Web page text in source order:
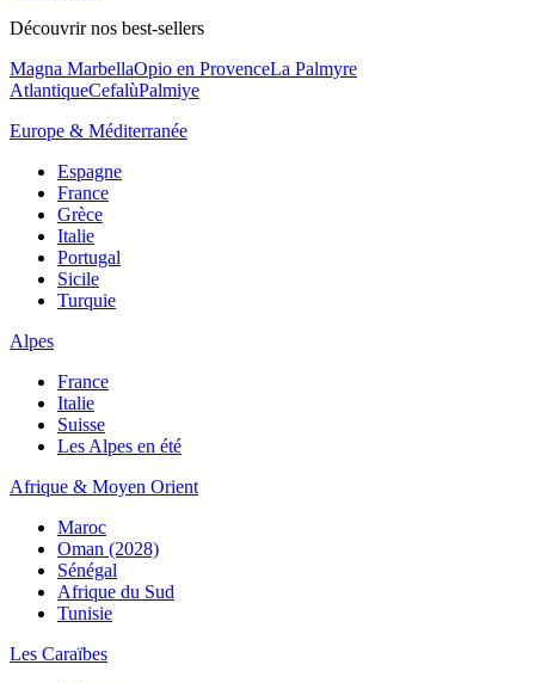
Découvrir nos best-sellers
Magna MarbellaOpio en ProvenceLa Palmyre
AtlantiqueCefalùPalmiye
Europe & Méditerranée
Espagne
France
Grèce
Italie
Portugal
Sicile
Turquie
Alpes
France
Italie
Suisse
Les Alpes en été
Afrique & Moyen Orient
Maroc
Oman (2028)
Sénégal
Afrique du Sud
Tunisie
Les Caraïbes